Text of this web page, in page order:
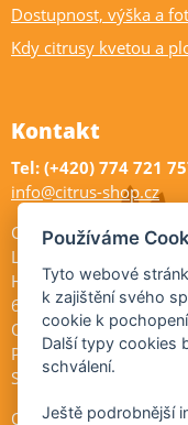
Dostupnost, výška a
Kdy citrusy kvetou a
Kontakt
Tel: (+420) 774 721
info@citrus-shop.cz
Citrus shop
Legionářů 2
Hodonín
695 01
Otevřeno:
Po-Pá 9-17
So 9-11:30
Ochrana osobních
Používáme
Tyto webové
k zajištění svého
cookie k
Další typy cookies
schválení.
Ještě podrobnější